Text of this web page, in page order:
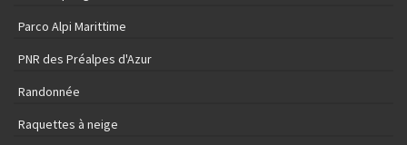
Parco Alpi Marittime
PNR des Préalpes d'Azur
Randonnée
Raquettes à neige